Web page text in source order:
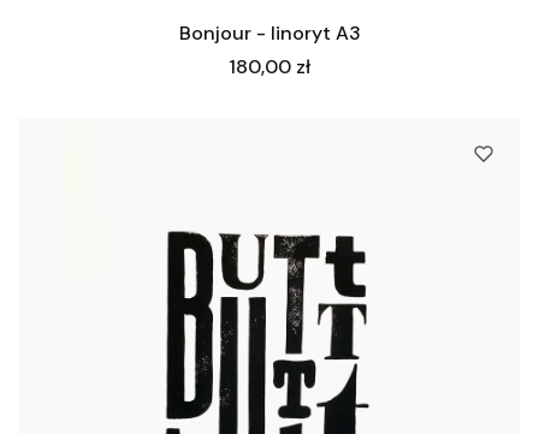
Bonjour - linoryt A3
Cena
180,00 zł